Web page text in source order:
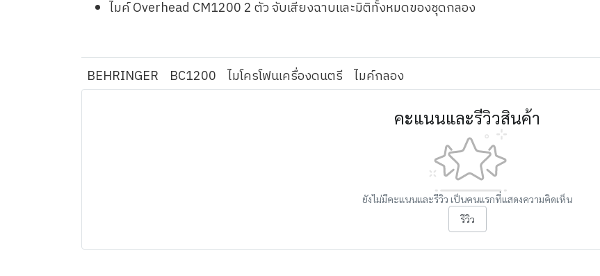
ไมค์ Overhead CM1200 2 ตัว จับเสียงฉาบและมิติทั้งหมดของชุดกลอง
BEHRINGER BC1200 ไมโครโฟนเครื่องดนตรี ไมค์กลอง
คะแนนและรีวิวสินค้า
ยังไม่มีคะแนนและรีวิว เป็นคนแรกที่แสดงความคิดเห็น
รีวิว